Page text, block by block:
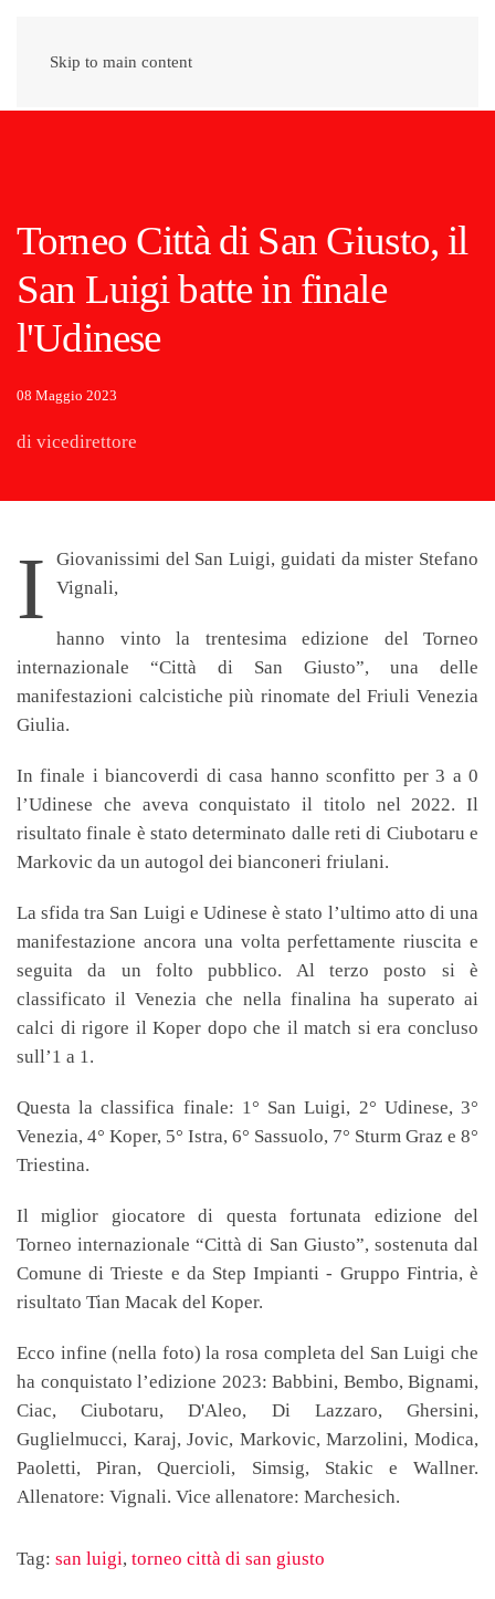
Skip to main content
Torneo Città di San Giusto, il
San Luigi batte in finale
l'Udinese
08 Maggio 2023
di vicedirettore
I
Giovanissimi del San Luigi, guidati da mister Stefano
Vignali,
hanno vinto la trentesima edizione del Torneo
internazionale “Città di San Giusto”, una delle
manifestazioni calcistiche più rinomate del Friuli Venezia
Giulia.
In finale i biancoverdi di casa hanno sconfitto per 3 a 0
l’Udinese che aveva conquistato il titolo nel 2022. Il
risultato finale è stato determinato dalle reti di Ciubotaru e
Markovic da un autogol dei bianconeri friulani.
La sfida tra San Luigi e Udinese è stato l’ultimo atto di una
manifestazione ancora una volta perfettamente riuscita e
seguita da un folto pubblico. Al terzo posto si è
classificato il Venezia che nella finalina ha superato ai
calci di rigore il Koper dopo che il match si era concluso
sull’1 a 1.
Questa la classifica finale: 1° San Luigi, 2° Udinese, 3°
Venezia, 4° Koper, 5° Istra, 6° Sassuolo, 7° Sturm Graz e 8°
Triestina.
Il miglior giocatore di questa fortunata edizione del
Torneo internazionale “Città di San Giusto”, sostenuta dal
Comune di Trieste e da Step Impianti - Gruppo Fintria, è
risultato Tian Macak del Koper.
Ecco infine (nella foto) la rosa completa del San Luigi che
ha conquistato l’edizione 2023: Babbini, Bembo, Bignami,
Ciac, Ciubotaru, D'Aleo, Di Lazzaro, Ghersini,
Guglielmucci, Karaj, Jovic, Markovic, Marzolini, Modica,
Paoletti, Piran, Quercioli, Simsig, Stakic e Wallner.
Allenatore: Vignali. Vice allenatore: Marchesich.
Tag: san luigi, torneo città di san giusto